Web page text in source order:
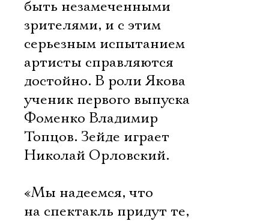
быть незамеченными
зрителями, и с этим
серьезным испытанием
артисты справляются
достойно. В роли Якова 
ученик первого выпуска
Фоменко Владимир
Топцов. Зейде играет
Николай Орловский.
«Мы надеемся, что
на спектакль придут те,